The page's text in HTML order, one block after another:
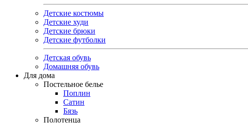
Детские костюмы
Детские худи
Детские брюки
Детские футболки
Детская обувь
Домашняя обувь
Для дома
Постельное белье
Поплин
Сатин
Бязь
Полотенца